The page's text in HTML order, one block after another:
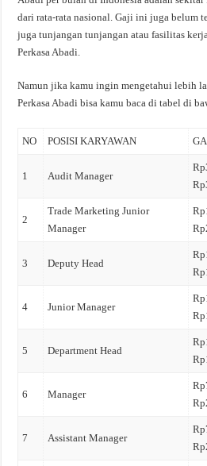
dari rata-rata nasional. Gaji ini juga belum
juga tunjangan tunjangan atau fasilitas
Perkasa Abadi.
Namun jika kamu ingin mengetahui lebih
Perkasa Abadi bisa kamu baca di tabel di
NO POSISI KARYAWAN
1 Audit Manager
2
Trade Marketing Junior
Manager
3 Deputy Head
4 Junior Manager
5 Department Head
6 Manager
7 Assistant Manager